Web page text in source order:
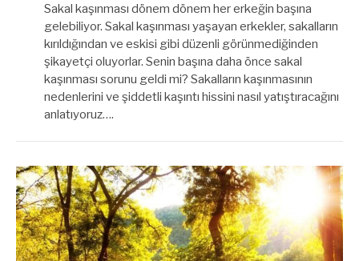
Sakal kaşınması dönem dönem her erkeğin başına
gelebiliyor. Sakal kaşınması yaşayan erkekler, sakalların
kırıldığından ve eskisi gibi düzenli görünmediğinden
şikayetçi oluyorlar. Senin başına daha önce sakal
kaşınması sorunu geldi mi? Sakalların kaşınmasının
nedenlerini ve şiddetli kaşıntı hissini nasıl yatıştıracağını
anlatıyoruz….